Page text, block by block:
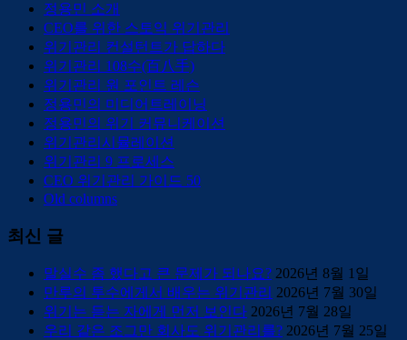
정용민 소개
CEO를 위한 스토익 위기관리
위기관리 컨설턴트가 답하다
위기관리 108수(百八手)
위기관리 원 포인트 레슨
정용민의 미디어트레이닝
정용민의 위기 커뮤니케이션
위기관리시뮬레이션
위기관리 9 프로세스
CEO 위기관리 가이드 50
Old columns
최신 글
말실수 좀 했다고 큰 문제가 되나요? 2026년 8월 1일
만루의 투수에게서 배우는 위기관리 2026년 7월 30일
위기는 듣는 자에게 먼저 보인다 2026년 7월 28일
우리 같은 조그만 회사도 위기관리를? 2026년 7월 25일